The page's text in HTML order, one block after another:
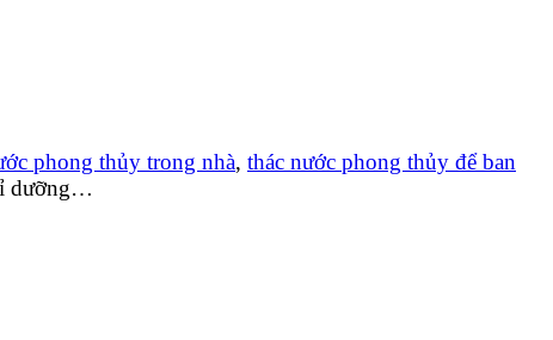
phong thủy trong nhà, thác nước phong thủy để ban
dưỡng…